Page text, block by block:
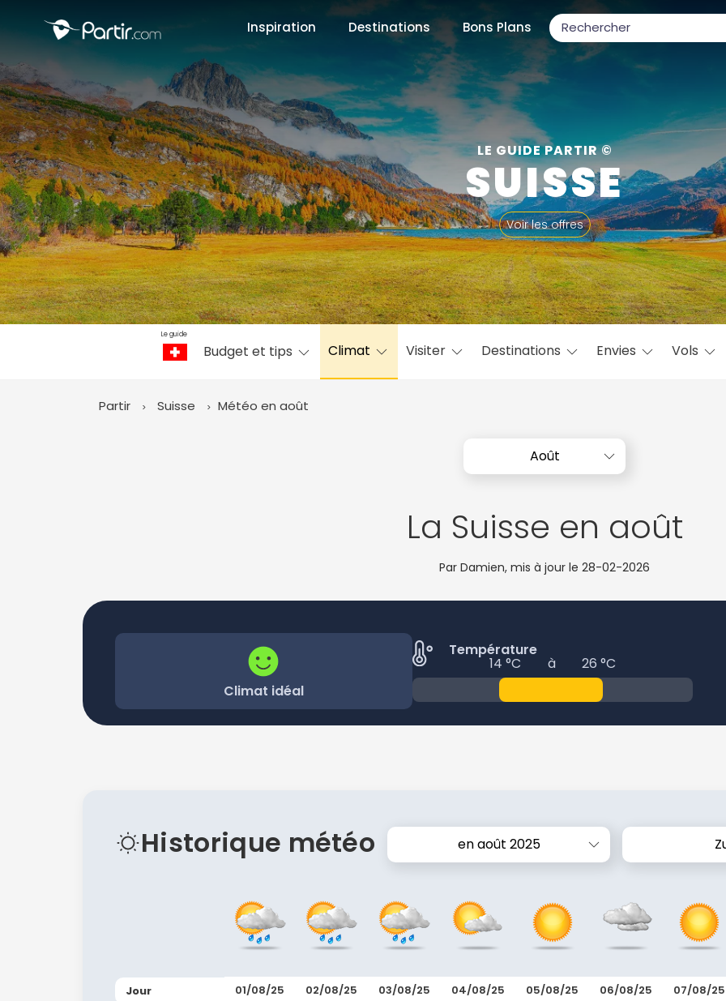
Inspiration Destinations Bons Plans
LE GUIDE PARTIR ©
SUISSE
Voir les offres
Le guide
Budget et tips Climat Visiter Destinations Envies Vols
Partir Suisse Météo en août
Août
La Suisse en août
Par Damien, mis à jour le 28-02-2026
Climat idéal
Température
14 °C à 26 °C
Historique météo en août 2025
Jour 01/08/25 02/08/25 03/08/25 04/08/25 05/08/25 06/08/25 07/08/25
📍 Destinations populaires
☀️ Où partir par mois
Janvier
Février Mars Avril Mai Juin Juillet Août
Octobre
Novembre Décembre
✨ Envies populaires